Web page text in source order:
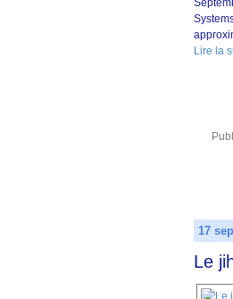
Lire la
17
Le